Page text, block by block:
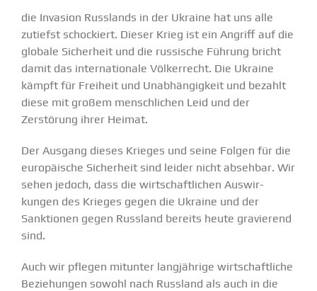
die Invasion Russlands in der Ukraine hat uns alle
zutiefst schockiert. Dieser Krieg ist ein Angriff auf die
globale Sicherheit und die russische Führung bricht
damit das inter­na­tionale Völker­recht. Die Ukraine
kämpft für Freiheit und Unabhän­gigkeit und bezahlt
diese mit großem mensch­lichen Leid und der
Zerstörung ihrer Heimat.
Der Ausgang dieses Krieges und seine Folgen für die
europäische Sicherheit sind leider nicht absehbar. Wir
sehen jedoch, dass die wirtschaft­lichen Auswir­
kungen des Krieges gegen die Ukraine und der
Sanktionen gegen Russland bereits heute gravierend
sind.
Auch wir pflegen mitunter langjährige wirtschaft­liche
Bezie­hungen sowohl nach Russland als auch in die